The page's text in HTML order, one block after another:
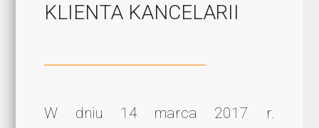
KLIENTA KANCELARII
W dniu 14 marca 2017 r.